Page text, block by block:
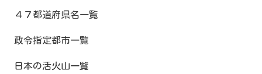
４７都道府県名一覧
政令指定都市一覧
日本の活火山一覧